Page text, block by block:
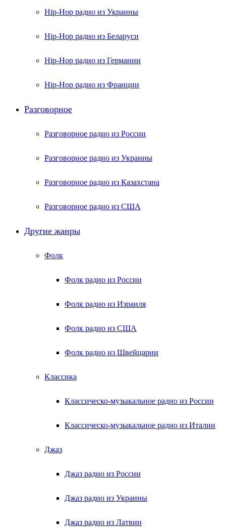
Hip-Hop радио из Украины
Hip-Hop радио из Беларуси
Hip-Hop радио из Германии
Hip-Hop радио из Франции
Разговорное
Разговорное радио из России
Разговорное радио из Украины
Разговорное радио из Казахстана
Разговорное радио из США
Другие жанры
Фолк
Фолк радио из России
Фолк радио из Израиля
Фолк радио из США
Фолк радио из Швейцарии
Классика
Классическо-музыкальное радио из России
Классическо-музыкальное радио из Италии
Джаз
Джаз радио из России
Джаз радио из Украины
Джаз радио из Латвии